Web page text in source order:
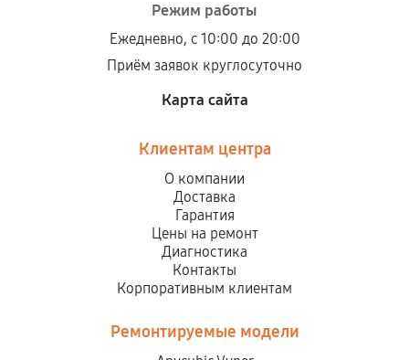
Режим работы
Ежедневно, с 10:00 до 20:00
Приём заявок круглосуточно
Карта сайта
Клиентам центра
О компании
Доставка
Гарантия
Цены на ремонт
Диагностика
Контакты
Корпоративным клиентам
Ремонтируемые модели